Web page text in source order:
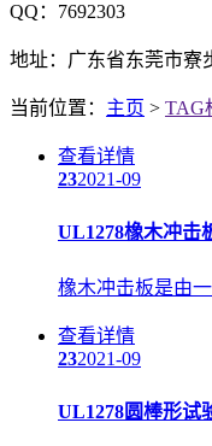
QQ：7692303
地址：广东省东莞市寮
当前位置： 主页 > TAG
查看详情
232021-09
UL1278橡木冲击
橡木冲击板是由
查看详情
232021-09
UL1278圆棒形试